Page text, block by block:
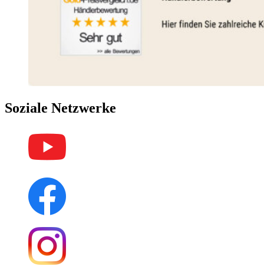
Soziale Netzwerke